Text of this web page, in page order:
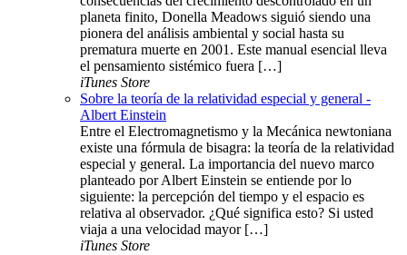
planeta finito, Donella Meadows siguió siendo una
pionera del análisis ambiental y social hasta su
prematura muerte en 2001. Este manual esencial lleva
el pensamiento sistémico fuera […]
iTunes Store
Sobre la teoría de la relatividad especial y general -
Albert Einstein
Entre el Electromagnetismo y la Mecánica newtoniana
existe una fórmula de bisagra: la teoría de la relatividad
especial y general. La importancia del nuevo marco
planteado por Albert Einstein se entiende por lo
siguiente: la percepción del tiempo y el espacio es
relativa al observador. ¿Qué significa esto? Si usted
viaja a una velocidad mayor […]
iTunes Store